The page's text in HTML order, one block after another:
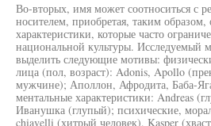
Во-вторых, имя может соотноситься с
носителем, приобретая, таким
характеристики, которые часто
национальной культуры. Исследуемый
выделить следующие мотивы:
лица (пол, возраст): Adonis, Apollo
мужчине); Аполлон, Афродита, Баба-
ментальные характеристики: Andreas
Иванушка (глупый); психические,
chiavelli (хитрый человек), Kasper